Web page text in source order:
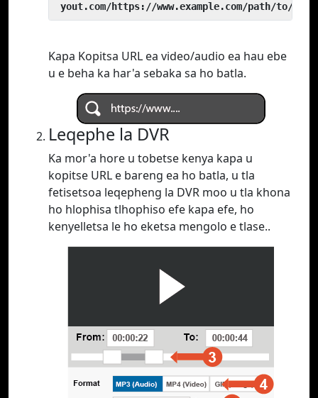
yout.com/https://www.example.com/path/to/
Kapa Kopitsa URL ea video/audio ea hau ebe
u e beha ka har'a sebaka sa ho batla.
Leqephe la DVR
Ka mor'a hore u tobetse kenya kapa u
kopitse URL e bareng ea ho batla, u tla
fetisetsoa leqepheng la DVR moo u tla khona
ho hlophisa tlhophiso efe kapa efe, ho
kenyelletsa le ho eketsa mengolo e tlase..